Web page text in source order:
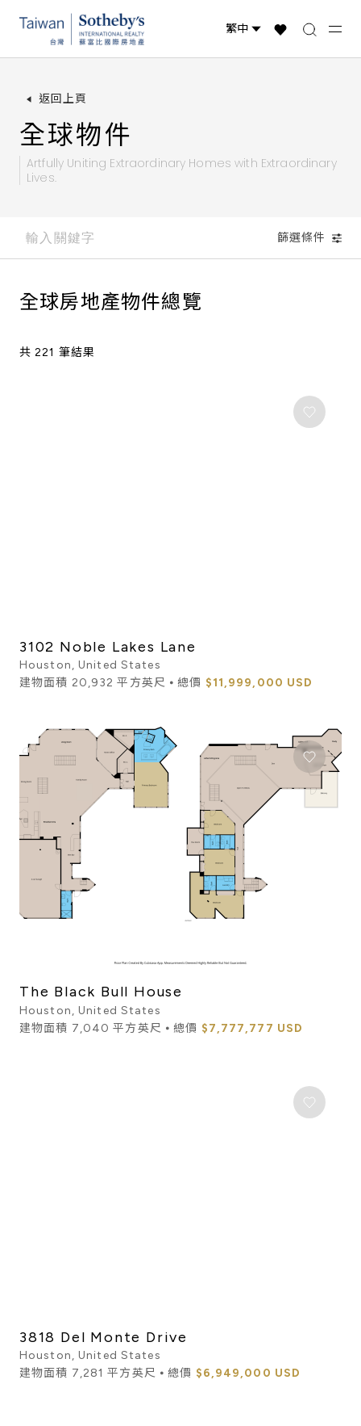
台灣物件
返回上頁
全球物件
Artfully Uniting Extraordinary Homes with Extraordinary
Lives.
篩選條件
全球房地產物件總覽
共 221 筆結果
3102 Noble Lakes Lane
Houston, United States
建物面積 20,932 平方英尺 ⦁ 總價 $11,999,000 USD
The Black Bull House
Houston, United States
建物面積 7,040 平方英尺 ⦁ 總價 $7,777,777 USD
3818 Del Monte Drive
Houston, United States
建物面積 7,281 平方英尺 ⦁ 總價 $6,949,000 USD